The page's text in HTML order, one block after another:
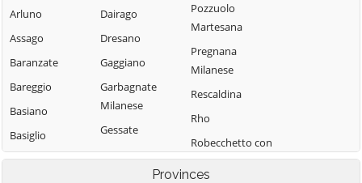
Arluno
Assago
Baranzate
Bareggio
Basiano
Basiglio
Bellinzago
Dairago
Dresano
Gaggiano
Garbagnate
Milanese
Gessate
Gorgonzola
Pozzuolo
Martesana
Pregnana
Milanese
Rescaldina
Rho
Robecchetto con
Induno
Provinces